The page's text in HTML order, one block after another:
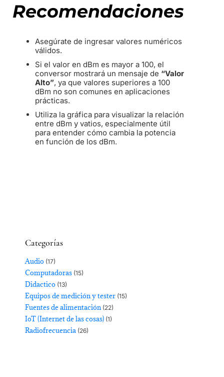
Recomendaciones
Asegúrate de ingresar valores numéricos
válidos.
Si el valor en dBm es mayor a 100, el
conversor mostrará un mensaje de “Valor
Alto”, ya que valores superiores a 100
dBm no son comunes en aplicaciones
prácticas.
Utiliza la gráfica para visualizar la relación
entre dBm y vatios, especialmente útil
para entender cómo cambia la potencia
en función de los dBm.
Categorías
Audio (17)
Computadoras (15)
Didactico (13)
Equipos de medición y tester (15)
Fuentes de alimentación (22)
IoT (Internet de las cosas) (1)
Radiofrecuencia (26)